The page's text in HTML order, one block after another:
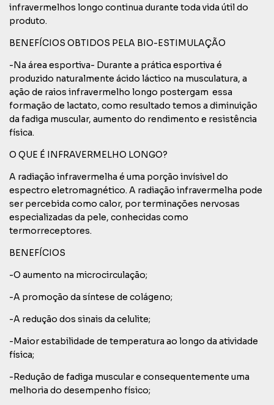
infravermelhos longo continua durante toda vida útil do
produto.
BENEFÍCIOS OBTIDOS PELA BIO-ESTIMULAÇÃO
-Na área esportiva- Durante a prática esportiva é
produzido naturalmente ácido láctico na musculatura, a
ação de raios infravermelho longo postergam essa
formação de lactato, como resultado temos a diminuição
da fadiga muscular, aumento do rendimento e resistência
física.
O QUE É INFRAVERMELHO LONGO?
A radiação infravermelha é uma porção invísivel do
espectro eletromagnético. A radiação infravermelha pode
ser percebida como calor, por terminações nervosas
especializadas da pele, conhecidas como
termorreceptores.
BENEFÍCIOS
-O aumento na microcirculação;
-A promoção da síntese de colágeno;
-A redução dos sinais da celulite;
-Maior estabilidade de temperatura ao longo da atividade
física;
-Redução de fadiga muscular e consequentemente uma
melhoria do desempenho físico;